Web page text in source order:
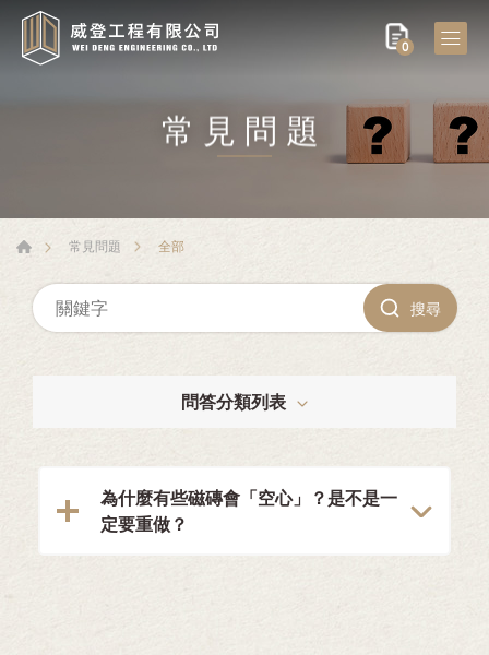
0
常見問題
常見問題 全部
搜尋
問答分類列表
為什麼有些磁磚會「空心」？是不是一
定要重做？